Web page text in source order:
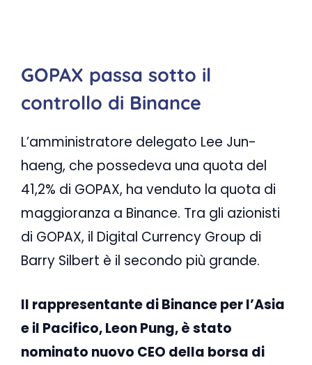
GOPAX passa sotto il
controllo di Binance
L’amministratore delegato Lee Jun-
haeng, che possedeva una quota del
41,2% di GOPAX, ha venduto la quota di
maggioranza a Binance. Tra gli azionisti
di GOPAX, il Digital Currency Group di
Barry Silbert è il secondo più grande.
Il rappresentante di Binance per l’Asia
e il Pacifico, Leon Pung, è stato
nominato nuovo CEO della borsa di